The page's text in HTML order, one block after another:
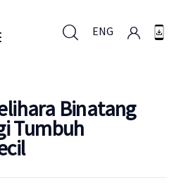
ENG
Binatang
Tumbuh